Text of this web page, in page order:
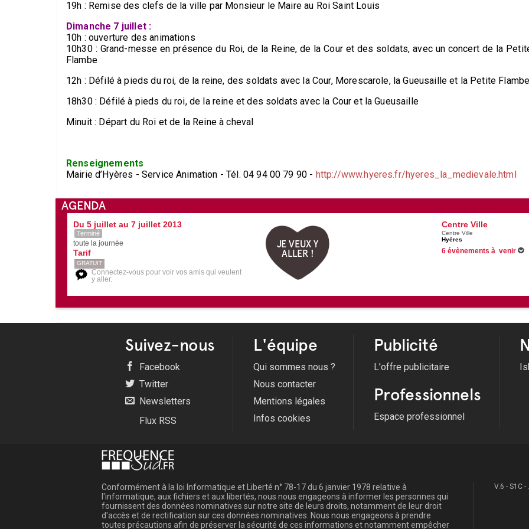
19h : Remise des clefs de la ville par Monsieur le Maire au Roi Saint Louis
Dimanche 7 juillet :
10h : ouverture des animations
10h30 : Grand-messe en présence du Roi, de la Reine, de la Cour et des soldats, avec un concert de la
Flambe
12h : Défilé à pieds du roi, de la reine, des soldats avec la Cour, Morescarole, la Gueusaille et la Petite
18h30 : Défilé à pieds du roi, de la reine et des soldats avec la Cour et la Gueusaille
Minuit : Départ du Roi et de la Reine à cheval
Renseignements
Mairie d’Hyères - Service Animation - Tél. 04 94 00 79 90 - http://www.hyeres.fr/hyeres_la_medievale.html
AGENDA
Du 5 juillet au 7 juillet 2013
Terminé
toute la journée
Tarif
GRATUIT
Connectez-vous pour voir vos amis qui veulent
y aller.
JE VEUX Y
ALLER !
Centre Ville
Centre Ville
Hyères
6 évènements à venir
Suivez-nous
Facebook
Twitter
Newsletters
Flux RSS
L'équipe
Qui sommes nous ?
Nous contacter
Mentions légales
Infos cookies
Publicité
L'offre publicitaire
Professionnels
Espace professionnel
Conformément à la loi Informatique et Liberté n° 78-17 du 6 janvier 1978 relative à
l'informatique, aux fichiers et aux libertés, nous nous engageons à informer les personnes qui
fournissent des données nominatives sur notre site de leurs droits, notamment de leur droit
d'accès et de rectification sur ces données nominatives. Nous nous engageons à prendre
toutes précautions afin de préserver la sécurité de ces informations et notamment empêcher
V.6 - S1C